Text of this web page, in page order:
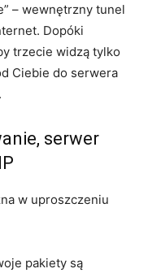
– wewnętrzny tunel
Dopóki
trzecie widzą tylko
Ciebie do serwera
serwer
w uproszczeniu
pakiety są